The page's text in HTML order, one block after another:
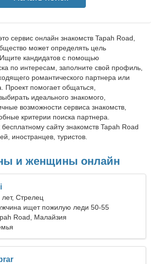
сервис онлайн знакомств Tapah Road,
может определять цель
Ищите кандидатов с помощью
по интересам, заполните свой профиль,
романтического партнера или
Проект помогает общаться,
идеального знакомого,
возможности сервиса знакомств,
критерии поиска партнера.
сайту знакомств Tapah Road
иностранцев, туристов.
и женщины онлайн
лет, Стрелец
ищет пожилую леди 50-55
Road, Малайзия